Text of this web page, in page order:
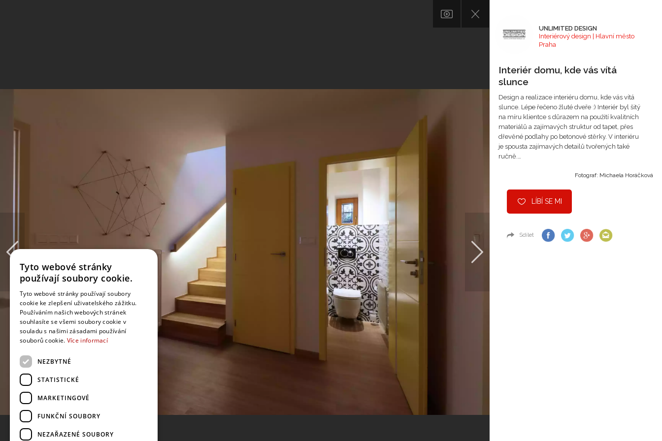
UNLIMITED DESIGN
Interiérový design | Hlavní město
Praha
Interiér domu, kde vás vítá
slunce
Design a realizace interiéru domu, kde vás vítá
slunce. Lépe řečeno žluté dveře :) Interiér byl šitý
na míru klientce s důrazem na použití kvalitních
materiálů a zajímavých struktur od tapet, přes
dřevěné podlahy po betonové stěrky. V interiéru
je spousta zajímavých detailů tvořených také
ručně.…
Fotograf: Michaela Horáčková
LÍBÍ SE MI
Sdílet
Tyto webové stránky
používají soubory cookie.
Tyto webové stránky používají soubory
cookie ke zlepšení uživatelského zážitku.
Používáním našich webových stránek
souhlasíte se všemi soubory cookie v
souladu s našimi zásadami používání
souborů cookie. Více informací
NEZBYTNÉ
STATISTICKÉ
MARKETINGOVÉ
FUNKČNÍ SOUBORY
NEZAŘAZENÉ SOUBORY